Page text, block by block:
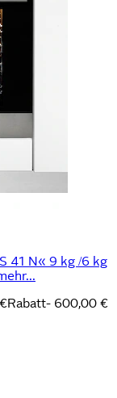
41 N« 9 kg /6 kg
Rabatt- 600,00 €